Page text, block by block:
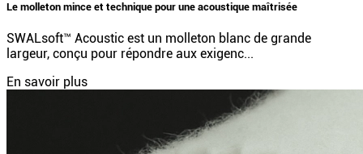
Le molleton mince et technique pour une acoustique maîtrisée
SWALsoft™ Acoustic est un molleton blanc de grande
largeur, conçu pour répondre aux exigenc...
En savoir plus